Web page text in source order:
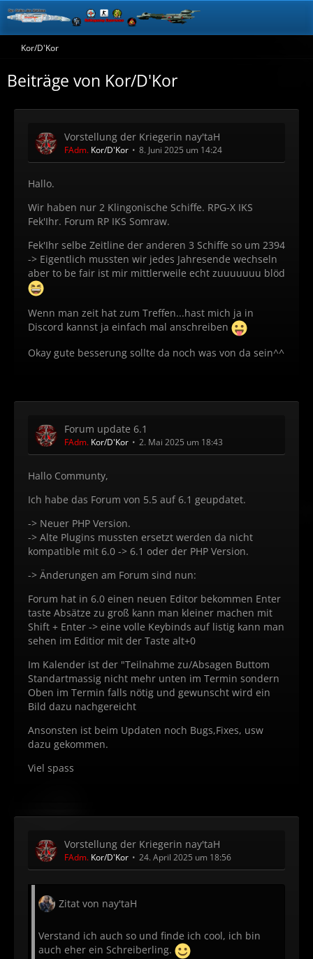
Kor/D'Kor
Beiträge von Kor/D'Kor
Vorstellung der Kriegerin nay'taH
FAdm. Kor/D'Kor 8. Juni 2025 um 14:24
Hallo.
Wir haben nur 2 Klingonische Schiffe. RPG-X IKS
Fek'Ihr. Forum RP IKS Somraw.
Fek'Ihr selbe Zeitline der anderen 3 Schiffe so um 2394
-> Eigentlich mussten wir jedes Jahresende wechseln
aber to be fair ist mir mittlerweile echt zuuuuuuu blöd
Wenn man zeit hat zum Treffen...hast mich ja in
Discord kannst ja einfach mal anschreiben
Okay gute besserung sollte da noch was von da sein^^
Forum update 6.1
FAdm. Kor/D'Kor 2. Mai 2025 um 18:43
Hallo Communty,
Ich habe das Forum von 5.5 auf 6.1 geupdatet.
-> Neuer PHP Version.
-> Alte Plugins mussten ersetzt werden da nicht
kompatible mit 6.0 -> 6.1 oder der PHP Version.
-> Änderungen am Forum sind nun:
Forum hat in 6.0 einen neuen Editor bekommen Enter
taste Absätze zu groß kann man kleiner machen mit
Shift + Enter -> eine volle Keybinds auf listig kann man
sehen im Editior mit der Taste alt+0
Im Kalender ist der "Teilnahme zu/Absagen Buttom
Standartmassig nicht mehr unten im Termin sondern
Oben im Termin falls nötig und gewunscht wird ein
Bild dazu nachgereicht
Ansonsten ist beim Updaten noch Bugs,Fixes, usw
dazu gekommen.
Viel spass
Vorstellung der Kriegerin nay'taH
FAdm. Kor/D'Kor 24. April 2025 um 18:56
Zitat von nay'taH
Verstand ich auch so und finde ich cool, ich bin
auch eher ein Schreiberling.